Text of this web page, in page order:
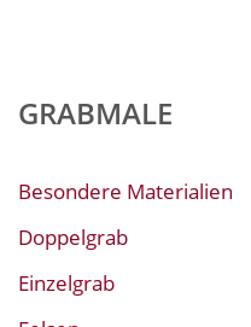
GRABMALE
Besondere Materialien
Doppelgrab
Einzelgrab